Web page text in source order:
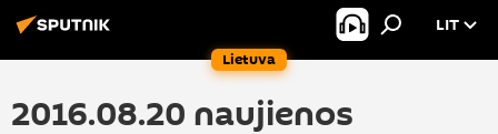
Lietuva
LIT
2016.08.20 naujienos